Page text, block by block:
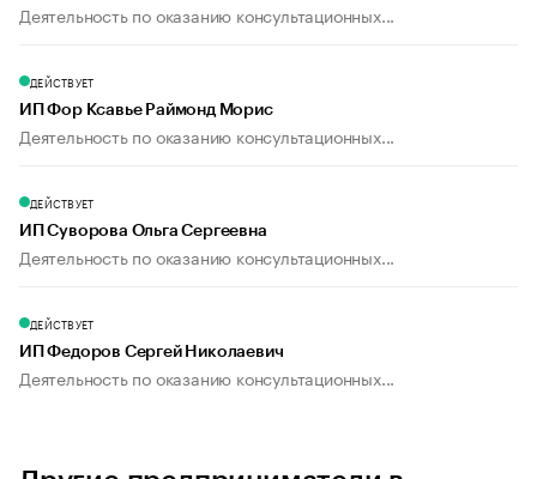
Деятельность по оказанию консультационных...
ДЕЙСТВУЕТ
ИП Фор Ксавье Раймонд Морис
Деятельность по оказанию консультационных...
ДЕЙСТВУЕТ
ИП Суворова Ольга Сергеевна
Деятельность по оказанию консультационных...
ДЕЙСТВУЕТ
ИП Федоров Сергей Николаевич
Деятельность по оказанию консультационных...